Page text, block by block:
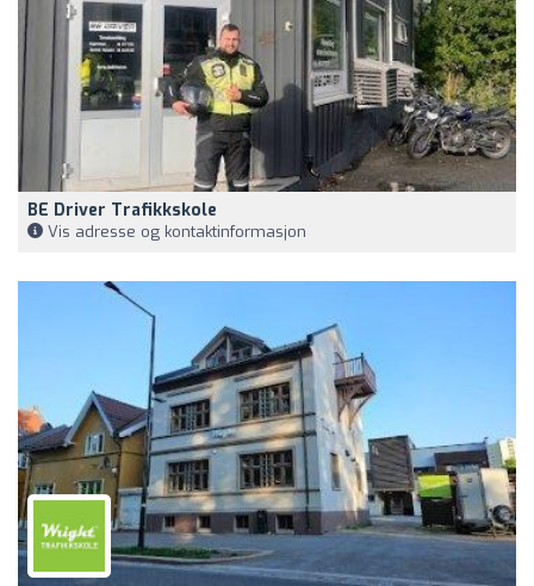
BE Driver Trafikkskole
Vis adresse og kontaktinformasjon